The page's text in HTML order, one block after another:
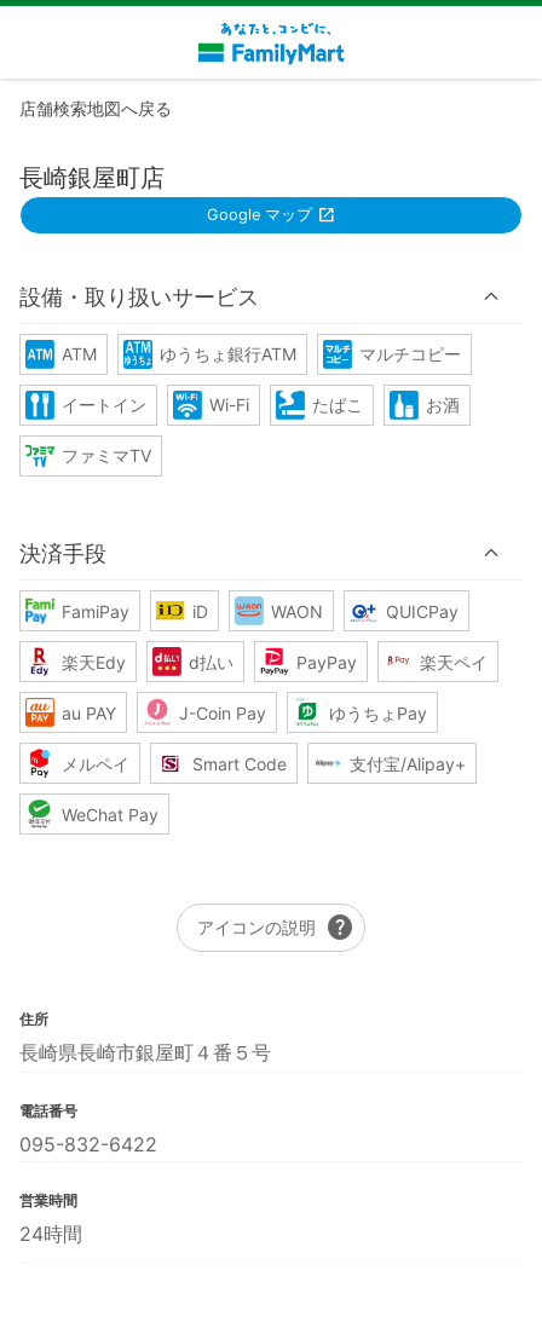
店舗検索地図へ戻る
長崎銀屋町店
Google マップ
設備・取り扱いサービス
ATM ゆうちょ銀行ATM マルチコピー
イートイン Wi-Fi たばこ お酒
ファミマTV
決済手段
FamiPay iD WAON QUICPay
楽天Edy d払い PayPay 楽天ペイ
au PAY J-Coin Pay ゆうちょPay
メルペイ Smart Code 支付宝/Alipay+
WeChat Pay
アイコンの説明 help
住所
長崎県長崎市銀屋町４番５号
電話番号
095-832-6422
営業時間
24時間